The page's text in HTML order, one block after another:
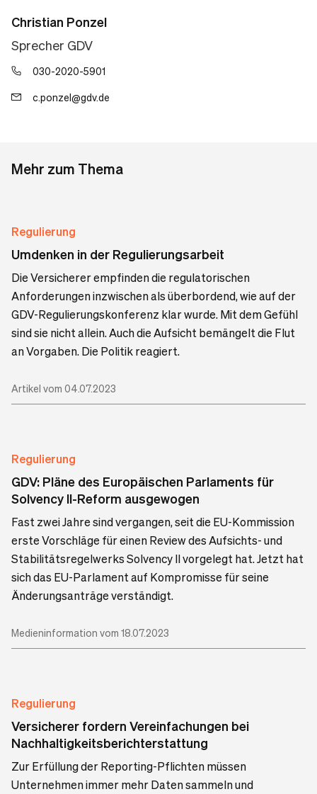
Christian Ponzel
Sprecher GDV
030-2020-5901
c.ponzel@gdv.de
Mehr zum Thema
Regulierung
Umdenken in der Regulierungsarbeit
Die Versicherer empfinden die regulatorischen
Anforderungen inzwischen als überbordend, wie auf der
GDV-Regulierungskonferenz klar wurde. Mit dem Gefühl
sind sie nicht allein. Auch die Aufsicht bemängelt die Flut
an Vorgaben. Die Politik reagiert.
Artikel vom 04.07.2023
Regulierung
GDV: Pläne des Europäischen Parlaments für
Solvency II-Reform ausgewogen
Fast zwei Jahre sind vergangen, seit die EU-Kommission
erste Vorschläge für einen Review des Aufsichts- und
Stabilitätsregelwerks Solvency II vorgelegt hat. Jetzt hat
sich das EU-Parlament auf Kompromisse für seine
Änderungsanträge verständigt.
Medieninformation vom 18.07.2023
Regulierung
Versicherer fordern Vereinfachungen bei
Nachhaltigkeitsberichterstattung
Zur Erfüllung der Reporting-Pflichten müssen
Unternehmen immer mehr Daten sammeln und